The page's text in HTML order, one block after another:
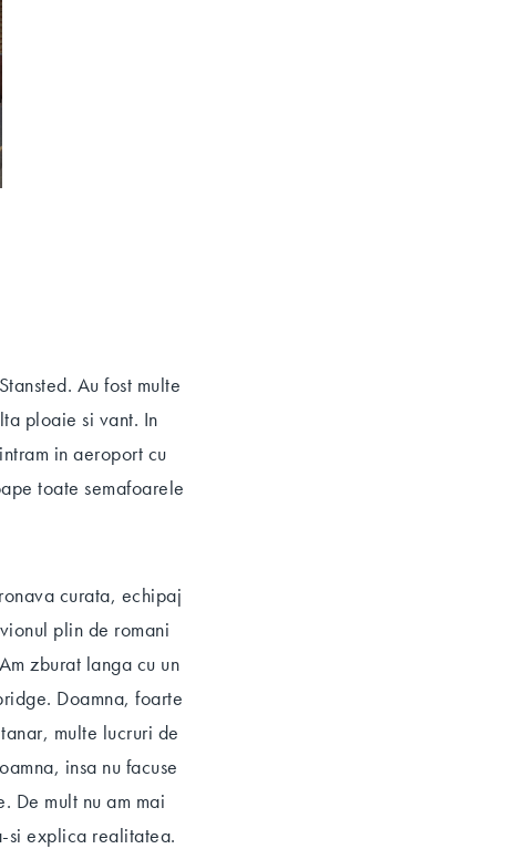
Au fost multe
ploaie si vant. In
in aeroport cu
toate semafoarele
curata, echipaj
plin de romani
zburat langa cu un
Doamna, foarte
multe lucruri de
insa nu facuse
De mult nu am mai
si explica realitatea.